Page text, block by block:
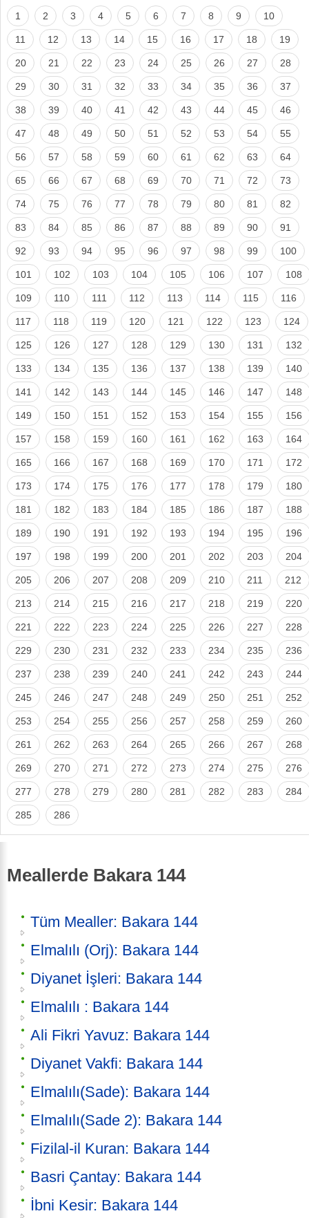
1 2 3 4 5 6 7 8 9 10
11 12 13 14 15 16 17 18 19
20 21 22 23 24 25 26 27 28
29 30 31 32 33 34 35 36 37
38 39 40 41 42 43 44 45 46
47 48 49 50 51 52 53 54 55
56 57 58 59 60 61 62 63 64
65 66 67 68 69 70 71 72 73
74 75 76 77 78 79 80 81 82
83 84 85 86 87 88 89 90 91
92 93 94 95 96 97 98 99 100
101 102 103 104 105 106 107 108
109 110 111 112 113 114 115 116
117 118 119 120 121 122 123 124
125 126 127 128 129 130 131 132
133 134 135 136 137 138 139 140
141 142 143 144 145 146 147 148
149 150 151 152 153 154 155 156
157 158 159 160 161 162 163 164
165 166 167 168 169 170 171 172
173 174 175 176 177 178 179 180
181 182 183 184 185 186 187 188
189 190 191 192 193 194 195 196
197 198 199 200 201 202 203 204
205 206 207 208 209 210 211 212
213 214 215 216 217 218 219 220
221 222 223 224 225 226 227 228
229 230 231 232 233 234 235 236
237 238 239 240 241 242 243 244
245 246 247 248 249 250 251 252
253 254 255 256 257 258 259 260
261 262 263 264 265 266 267 268
269 270 271 272 273 274 275 276
277 278 279 280 281 282 283 284
285 286
Meallerde Bakara 144
Tüm Mealler: Bakara 144
Elmalılı (Orj): Bakara 144
Diyanet İşleri: Bakara 144
Elmalılı : Bakara 144
Ali Fikri Yavuz: Bakara 144
Diyanet Vakfi: Bakara 144
Elmalılı(Sade): Bakara 144
Elmalılı(Sade 2): Bakara 144
Fizilal-il Kuran: Bakara 144
Basri Çantay: Bakara 144
İbni Kesir: Bakara 144